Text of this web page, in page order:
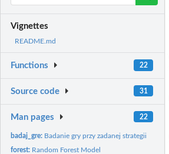
Vignettes
README.md
Functions 22
Source code 31
Man pages 22
badaj_gre: Badanie gry przy zadanej strategii
forest: Random Forest Model